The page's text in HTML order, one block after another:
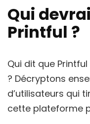
Qui
Printful ?
Qui dit que
? Décryptons
d’utilisateurs qui
cette plateforme